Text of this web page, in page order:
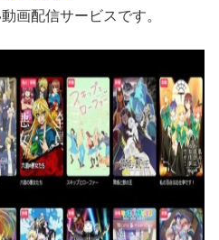
画配信サービスです。